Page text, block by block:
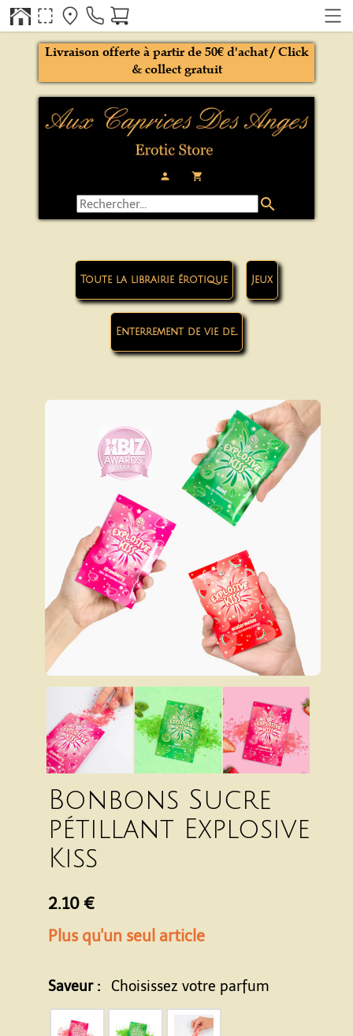
person local_grocery_store
Livraison offerte à partir de 50€ d'achat / Click
& collect gratuit
search
Toute la librairie érotique Jeux
Enterrement de vie de...
Bonbons Sucre
pétillant Explosive
Kiss
2.10 €
Plus qu'un seul article
Saveur : Choisissez votre parfum